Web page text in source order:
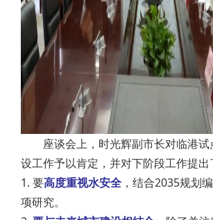
座谈会上，时光辉副市长对临港
设工作予以肯定，并对下阶段工作提出
1. 要高度重视水安全 ，结合2035规划
项研究。